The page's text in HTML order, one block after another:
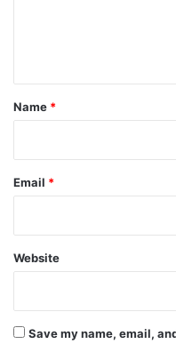
*
Name *
Email *
Website
Save my name, email,